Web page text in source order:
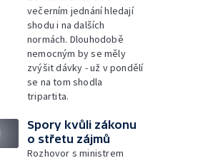
večerním jednání hledají
shodu i na dalších
normách. Dlouhodobě
nemocným by se měly
zvýšit dávky - už v pondělí
se na tom shodla
tripartita.
Spory kvůli zákonu
o střetu zájmů
Rozhovor s ministrem